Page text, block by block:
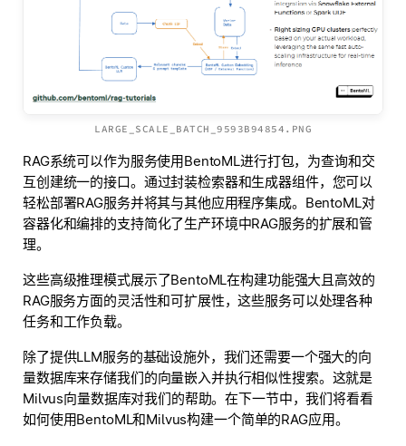
LARGE_SCALE_BATCH_9593B94854.PNG
RAG系统可以作为服务使用BentoML进行打包，为查询和交
互创建统一的接口。通过封装检索器和生成器组件，您可以
轻松部署RAG服务并将其与其他应用程序集成。BentoML对
容器化和编排的支持简化了生产环境中RAG服务的扩展和管
理。
这些高级推理模式展示了BentoML在构建功能强大且高效的
RAG服务方面的灵活性和可扩展性，这些服务可以处理各种
任务和工作负载。
除了提供LLM服务的基础设施外，我们还需要一个强大的向
量数据库来存储我们的向量嵌入并执行相似性搜索。这就是
Milvus向量数据库对我们的帮助。在下一节中，我们将看看
如何使用BentoML和Milvus构建一个简单的RAG应用。